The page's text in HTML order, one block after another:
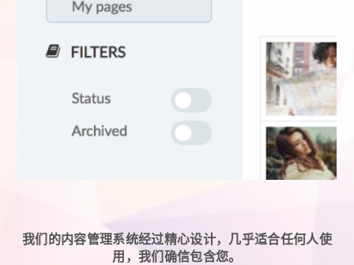
我们的内容管理系统经过精心设计，几乎适合任何人使
用，我们确信包含您。